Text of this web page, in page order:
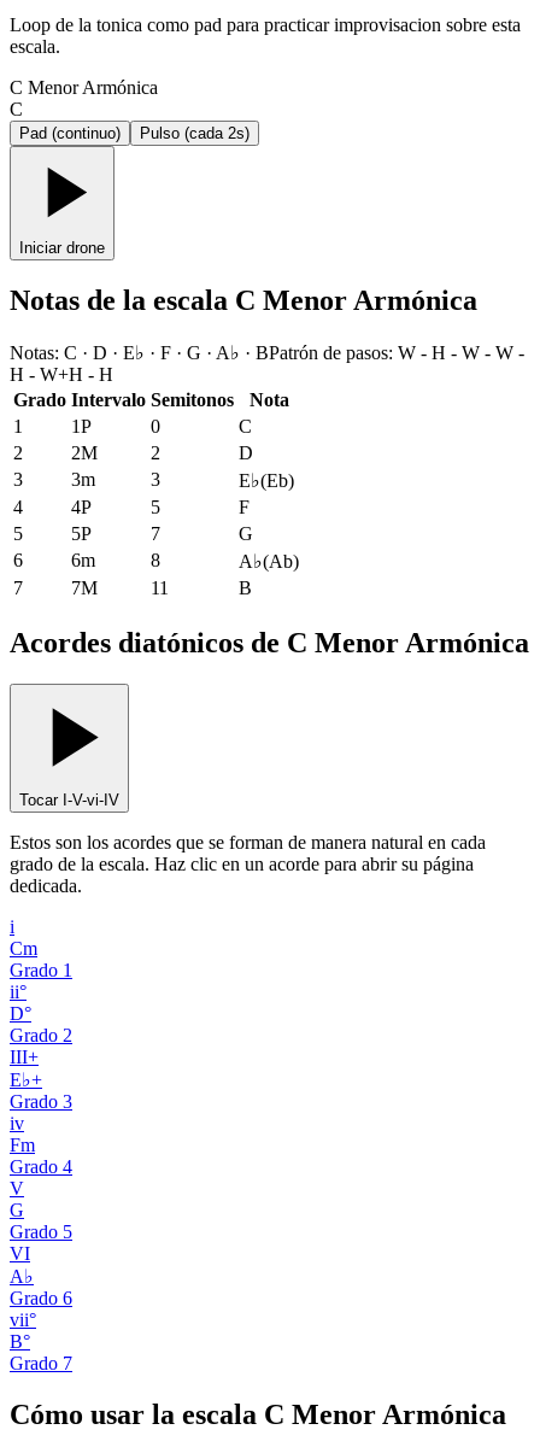
Loop de la tonica como pad para practicar improvisacion sobre esta
escala.
C Menor Armónica
C
Pad (continuo) Pulso (cada 2s)
Iniciar drone
Notas de la escala C Menor Armónica
Notas: C · D · E♭ · F · G · A♭ · BPatrón de pasos: W - H - W - W -
H - W+H - H
Grado Intervalo Semitonos
Nota
1
1P 0
C
2
2M 2
D
3
3m 3 E♭(Eb)
4
4P 5
F
5
5P 7
G
6
6m 8 A♭(Ab)
7
7M 11 B
Acordes diatónicos de C Menor Armónica
Tocar I-V-vi-IV
Estos son los acordes que se forman de manera natural en cada
grado de la escala. Haz clic en un acorde para abrir su página
dedicada.
i
Cm
Grado 1
ii°
D°
Grado 2
III+
E♭+
Grado 3
iv
Fm
Grado 4
V
G
Grado 5
VI
A♭
Grado 6
vii°
B°
Grado 7
Cómo usar la escala C Menor Armónica